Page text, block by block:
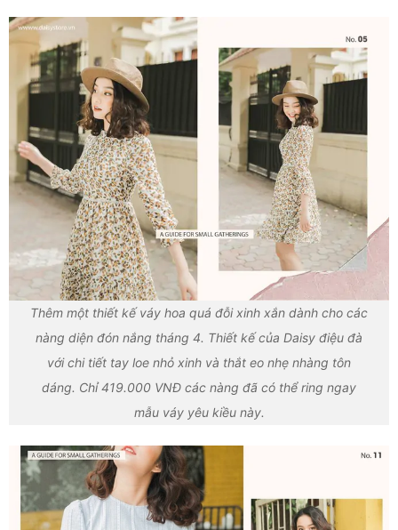
Thêm một thiết kế váy hoa quá đỗi xinh xắn dành cho các
nàng diện đón nắng tháng 4. Thiết kế của Daisy điệu đà
với chi tiết tay loe nhỏ xinh và thắt eo nhẹ nhàng tôn
dáng. Chỉ 419.000 VNĐ các nàng đã có thể ring ngay
mẫu váy yêu kiều này.